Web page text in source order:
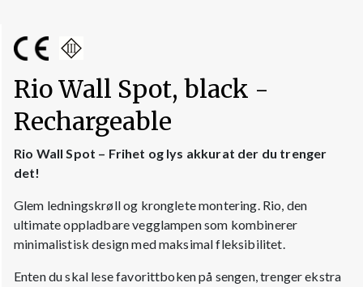
Rio Wall Spot, black -
Rechargeable
Rio Wall Spot – Frihet og lys akkurat der du trenger
det!
Glem ledningskrøll og kronglete montering. Rio, den
ultimate oppladbare vegglampen som kombinerer
minimalistisk design med maksimal fleksibilitet.
Enten du skal lese favorittboken på sengen, trenger ekstra